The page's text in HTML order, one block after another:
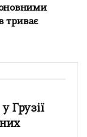
триває
Грузії